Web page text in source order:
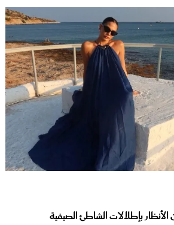
بإطلالات الشاطئ الصيفية